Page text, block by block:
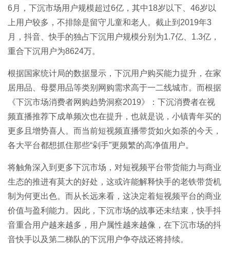
6月，下沉市场用户规模超过6亿，其中18岁以下、46岁以
上用户较多，不排除是留守儿童和老人。截止到2019年3
月，抖音、快手的独占下沉用户规模分别为1.7亿、1.3亿，
重合下沉用户为8624万。
根据国家统计局的数据显示，下沉用户购买能力提升，在家
居用品、母婴用品等类别网购需求高于一二线城市。而根据
《下沉市场消费者网购趋势洞察2019》：下沉消费者在视
频直播推荐下成单频次也在提升，也就是说，小镇青年买的
更多且增势喜人。而当前短视频直播带货如火如荼的今天，
各大平台都想抓住那些“剁手”更频繁的高净值用户。
将触角深入到更多下沉市场，对短视频平台带货能力与商业
生态的推进有莫大的好处，这或许能解释快手的老铁带货机
制为何更出色。而从长远来看，这决定着短视频平台的商业
价值与盈利能力。因此，下沉市场的战事还未结束，快手抖
音重合用户越来越多，用户属性越来越像，在下沉市场的抖
音快手以及第二梯队的下沉用户争夺战还将持续。